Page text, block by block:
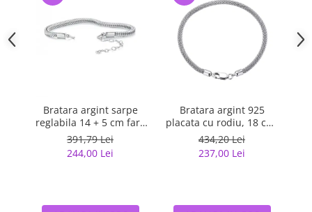
Bratara argint sarpe
reglabila 14 + 5 cm fara
inchizatoare
391,79 Lei
244,00 Lei
Bratara argint 925
placata cu rodiu, 18 cm,
3 mm
434,20 Lei
237,00 Lei